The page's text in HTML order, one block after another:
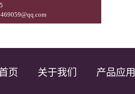
页 关于我们 产品应用